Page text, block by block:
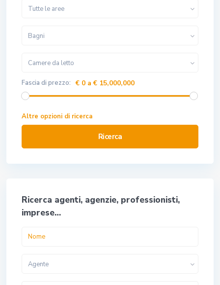
Tutte le aree
Bagni
Camere da letto
Fascia di prezzo: € 0 a € 15,000,000
Altre opzioni di ricerca
Ricerca
Ricerca agenti, agenzie, professionisti,
imprese…
Agente